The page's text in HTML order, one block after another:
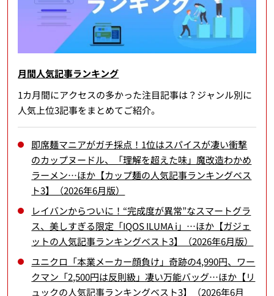
月間人気記事ランキング
1カ月間にアクセスの多かった注目記事は？ジャンル別に
人気上位3記事をまとめてご紹介。
即席麺マニアがガチ採点！1位はスパイスが凄い衝撃
のカップヌードル、「理解を超えた味」魔改造わかめ
ラーメン…ほか【カップ麺の人気記事ランキングベス
ト3】（2026年6月版）
レイバンからついに！“完成度が異常”なスマートグラ
ス、美しすぎる限定「IQOS ILUMA i」…ほか【ガジェ
ットの人気記事ランキングベスト3】（2026年6月版）
ユニクロ「本業メーカー顔負け」奇跡の4,990円、ワー
クマン「2,500円は反則級」凄い万能バッグ…ほか【リ
ュックの人気記事ランキングベスト3】（2026年6月